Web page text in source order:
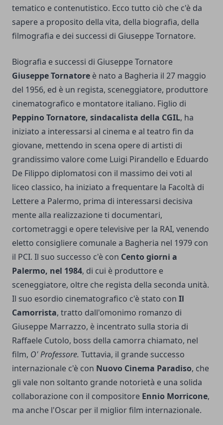
tematico e contenutistico. Ecco tutto ciò che c'è da
sapere a proposito della vita, della biografia, della
filmografia e dei successi di Giuseppe Tornatore.
Biografia e successi di Giuseppe Tornatore
Giuseppe Tornatore è nato a Bagheria il 27 maggio
del 1956, ed è un regista, sceneggiatore, produttore
cinematografico e montatore italiano. Figlio di
Peppino Tornatore, sindacalista della CGIL, ha
iniziato a interessarsi al cinema e al teatro fin da
giovane, mettendo in scena opere di artisti di
grandissimo valore come Luigi Pirandello e Eduardo
De Filippo diplomatosi con il massimo dei voti al
liceo classico, ha iniziato a frequentare la Facoltà di
Lettere a Palermo, prima di interessarsi decisiva
mente alla realizzazione ti documentari,
cortometraggi e opere televisive per la RAI, venendo
eletto consigliere comunale a Bagheria nel 1979 con
il PCI. Il suo successo c'è con Cento giorni a
Palermo, nel 1984, di cui è produttore e
sceneggiatore, oltre che regista della seconda unità.
Il suo esordio cinematografico c'è stato con Il
Camorrista, tratto dall'omonimo romanzo di
Giuseppe Marrazzo, è incentrato sulla storia di
Raffaele Cutolo, boss della camorra chiamato, nel
film, O' Professore. Tuttavia, il grande successo
internazionale c'è con Nuovo Cinema Paradiso, che
gli vale non soltanto grande notorietà e una solida
collaborazione con il compositore Ennio Morricone,
ma anche l'Oscar per il miglior film internazionale.